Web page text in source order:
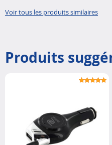
Voir tous les produits similaires
Produits